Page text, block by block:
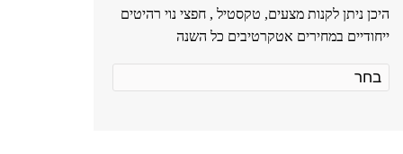
היכן ניתן לקנות מצעים, טקסטיל , חפצי נוי רהיטים
ייחודיים במחירים אטקרטיבים כל השנה